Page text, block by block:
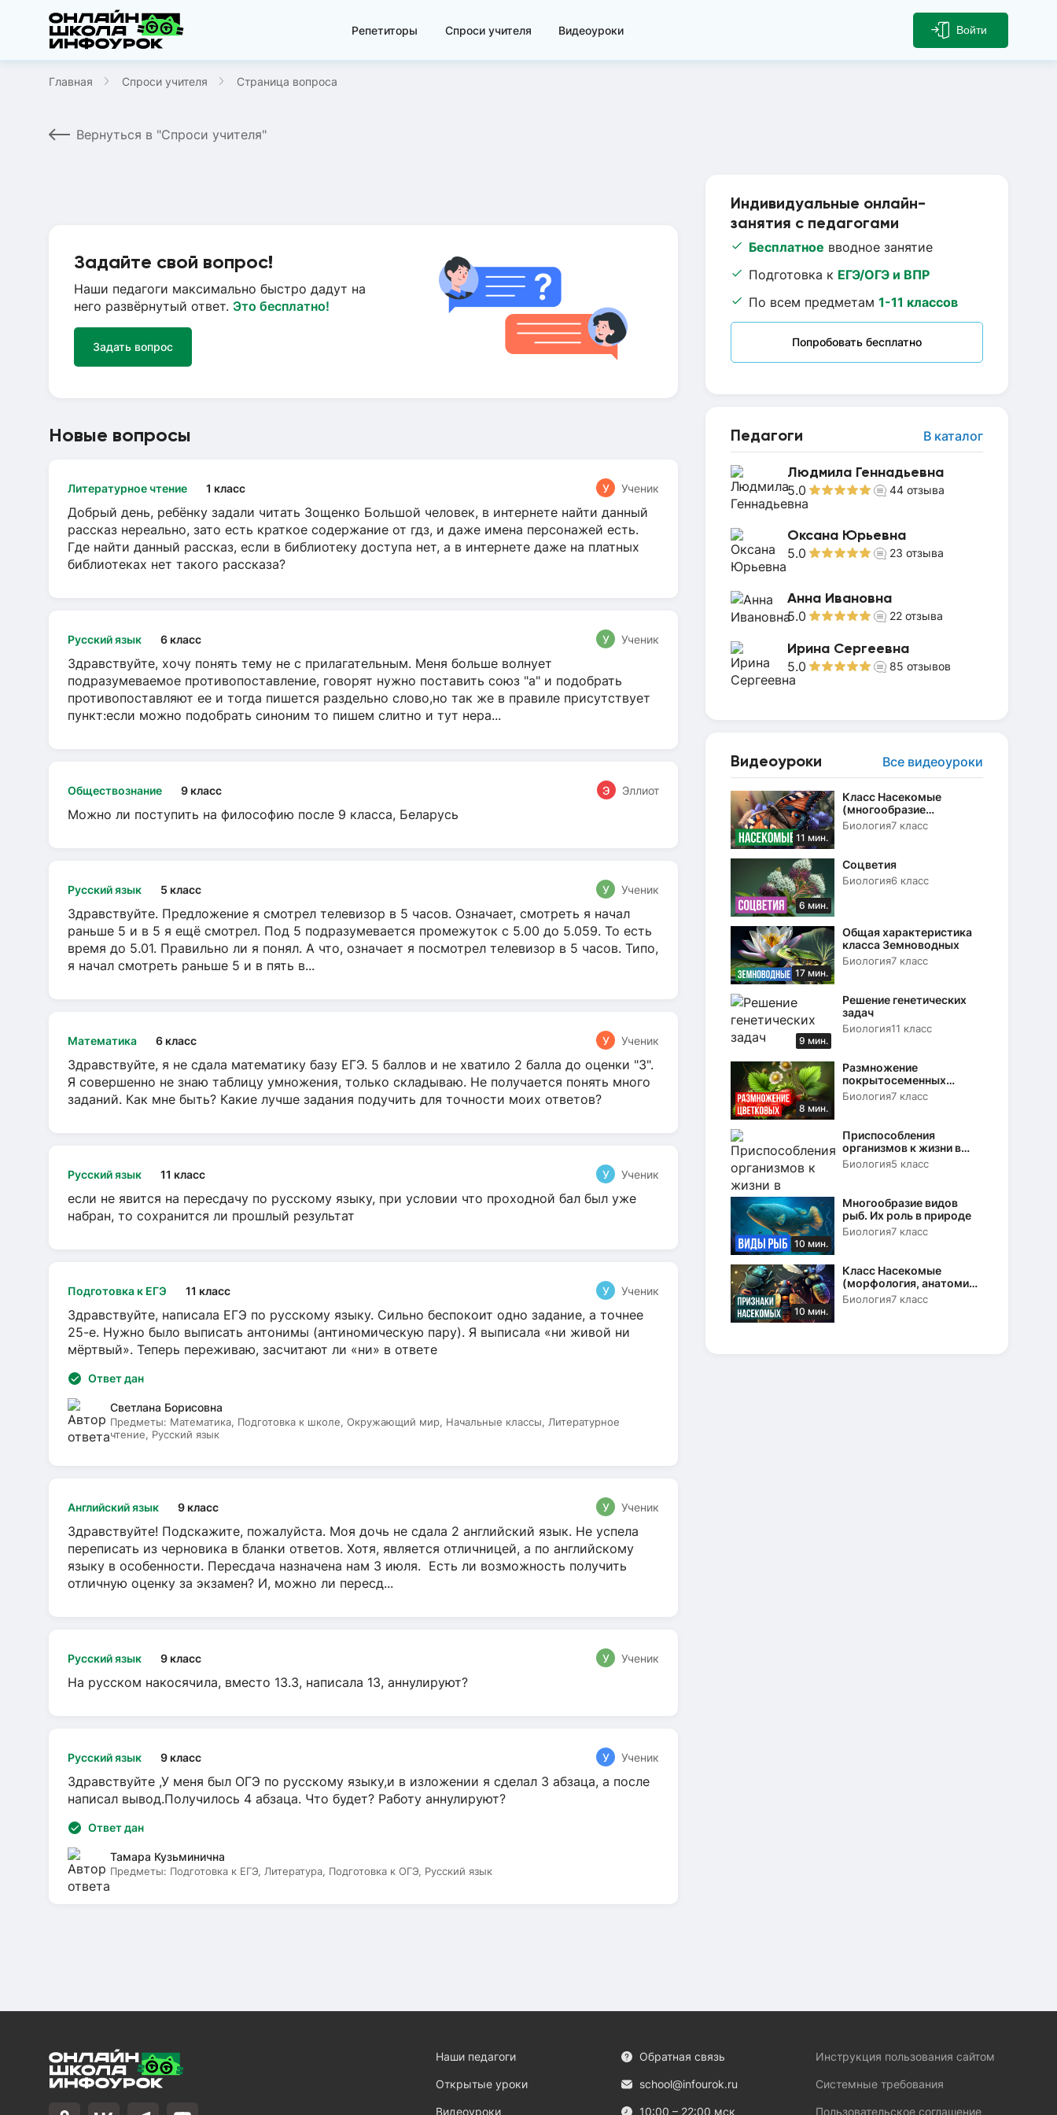
Репетиторы Спроси учителя Видеоуроки Войти
Главная Спроси учителя Страница вопроса
Вернуться в "Спроси учителя"
Индивидуальные онлайн-
занятия с педагогами
Бесплатное вводное занятие
Подготовка к ЕГЭ/ОГЭ и ВПР
По всем предметам 1-11 классов
Попробовать бесплатно
Педагоги В каталог
Людмила Геннадьевна
5.0 44 отзыва
Оксана Юрьевна
5.0 23 отзыва
Анна Ивановна
5.0 22 отзыва
Ирина Сергеевна
5.0 85 отзывов
Видеоуроки Все видеоуроки
11 мин.
Класс Насекомые
(многообразие
насекомых, их роль в
Биология7 класс
6 мин.
Соцветия
Биология6 класс
17 мин.
Общая характеристика
класса Земноводных
Биология7 класс
9 мин.
Решение генетических
задач
Биология11 класс
8 мин.
Размножение
покрытосеменных
растений. Вегетативное и
Биология7 класс
Приспособления
организмов к жизни в
природе
Биология5 класс
10 мин.
Многообразие видов
рыб. Их роль в природе
Биология7 класс
10 мин.
Класс Насекомые
(морфология, анатомия
и физиология)
Биология7 класс
Задайте свой вопрос!
Наши педагоги максимально быстро дадут на
него развёрнутый ответ. Это бесплатно!
Задать вопрос
Новые вопросы
Литературное чтение 1 класс У Ученик
Добрый день, ребёнку задали читать Зощенко Большой человек, в интернете найти данный
рассказ нереально, зато есть краткое содержание от гдз, и даже имена персонажей есть.
Где найти данный рассказ, если в библиотеку доступа нет, а в интернете даже на платных
библиотеках нет такого рассказа?
Русский язык 6 класс У Ученик
Здравствуйте, хочу понять тему не с прилагательным. Меня больше волнует
подразумеваемое противопоставление, говорят нужно поставить союз "а" и подобрать
противопоставляют ее и тогда пишется раздельно слово,но так же в правиле присутствует
пункт:если можно подобрать синоним то пишем слитно и тут нера...
Обществознание 9 класс Э Эллиот
Можно ли поступить на философию после 9 класса, Беларусь
Русский язык 5 класс У Ученик
Здравствуйте. Предложение я смотрел телевизор в 5 часов. Означает, смотреть я начал
раньше 5 и в 5 я ещё смотрел. Под 5 подразумевается промежуток с 5.00 до 5.059. То есть
время до 5.01. Правильно ли я понял. А что, означает я посмотрел телевизор в 5 часов. Типо,
я начал смотреть раньше 5 и в пять в...
Математика 6 класс У Ученик
Здравствуйте, я не сдала математику базу ЕГЭ. 5 баллов и не хватило 2 балла до оценки "3".
Я совершенно не знаю таблицу умножения, только складываю. Не получается понять много
заданий. Как мне быть? Какие лучше задания подучить для точности моих ответов?
Русский язык 11 класс У Ученик
если не явится на пересдачу по русскому языку, при условии что проходной бал был уже
набран, то сохранится ли прошлый результат
Подготовка к ЕГЭ 11 класс У Ученик
Здравствуйте, написала ЕГЭ по русскому языку. Сильно беспокоит одно задание, а точнее
25-е. Нужно было выписать антонимы (антиномическую пару). Я выписала «ни живой ни
мёртвый». Теперь переживаю, засчитают ли «ни» в ответе
Ответ дан
Светлана Борисовна
Предметы: Математика, Подготовка к школе, Окружающий мир, Начальные классы, Литературное
чтение, Русский язык
Английский язык 9 класс У Ученик
Здравствуйте! Подскажите, пожалуйста. Моя дочь не сдала 2 английский язык. Не успела
переписать из черновика в бланки ответов. Хотя, является отличницей, а по английскому
языку в особенности. Пересдача назначена нам 3 июля. Есть ли возможность получить
отличную оценку за экзамен? И, можно ли пересд...
Русский язык 9 класс У Ученик
На русском накосячила, вместо 13.3, написала 13, аннулируют?
Русский язык 9 класс У Ученик
Здравствуйте ,У меня был ОГЭ по русскому языку,и в изложении я сделал 3 абзаца, а после
написал вывод.Получилось 4 абзаца. Что будет? Работу аннулируют?
Ответ дан
Тамара Кузьминична
Предметы: Подготовка к ЕГЭ, Литература, Подготовка к ОГЭ, Русский язык
Наши педагоги
Открытые уроки
Видеоуроки
Обратная связь
school@infourok.ru
10:00 – 22:00 мск
Инструкция пользования сайтом
Системные требования
Пользовательское соглашение